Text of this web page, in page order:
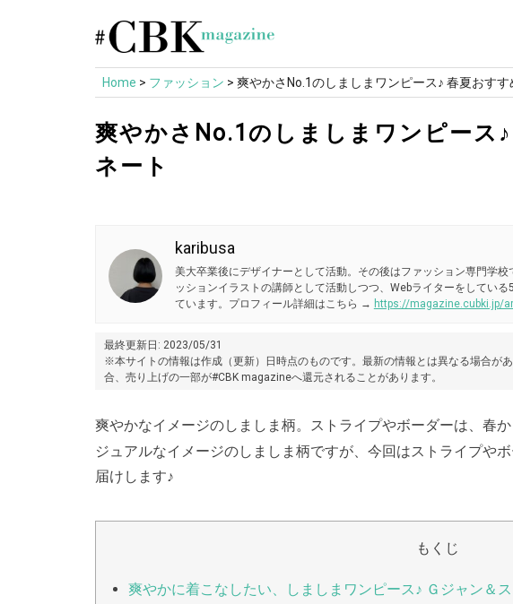
content
Home > ファッション >爽やかさNo.1のしましまワンピース♪ 春夏おすす
爽やかさNo.1のしましまワンピース
ネート
karibusa
美大卒業後にデザイナーとして活動。その後はファッション専門学
ッションイラストの講師として活動しつつ、Webライターをしてい
ています。プロフィール詳細はこちら → https://magazine.cubki.jp/
最終更新日: 2023/05/31
※本サイトの情報は作成（更新）日時点のものです。最新の情報とは異なる場合が
合、売り上げの一部が#CBK magazineへ還元されることがあります。
爽やかなイメージのしましま柄。ストライプやボーダーは、春
ジュアルなイメージのしましま柄ですが、今回はストライプや
届けします♪
もくじ
爽やかに着こなしたい、しましまワンピース♪ Ｇジャン＆